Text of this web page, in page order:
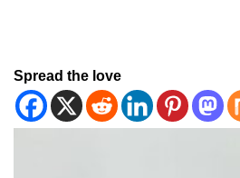
Spread the love